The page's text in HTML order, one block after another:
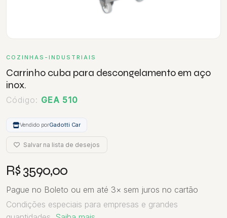
COZINHAS-INDUSTRIAIS
Carrinho cuba para descongelamento em aço
inox.
Código: GEA 510
Vendido porGadotti Car
Salvar na lista de desejos
R$ 3590,00
Pague no Boleto ou em até 3× sem juros no cartão
Condições especiais para empresas e grandes